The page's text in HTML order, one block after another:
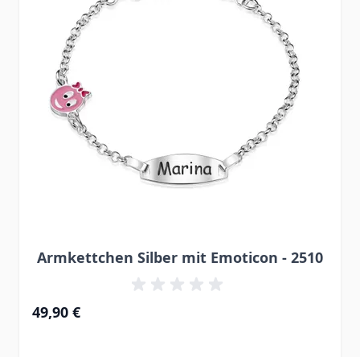
Armkettchen Silber mit Emoticon - 2510
49,90 €